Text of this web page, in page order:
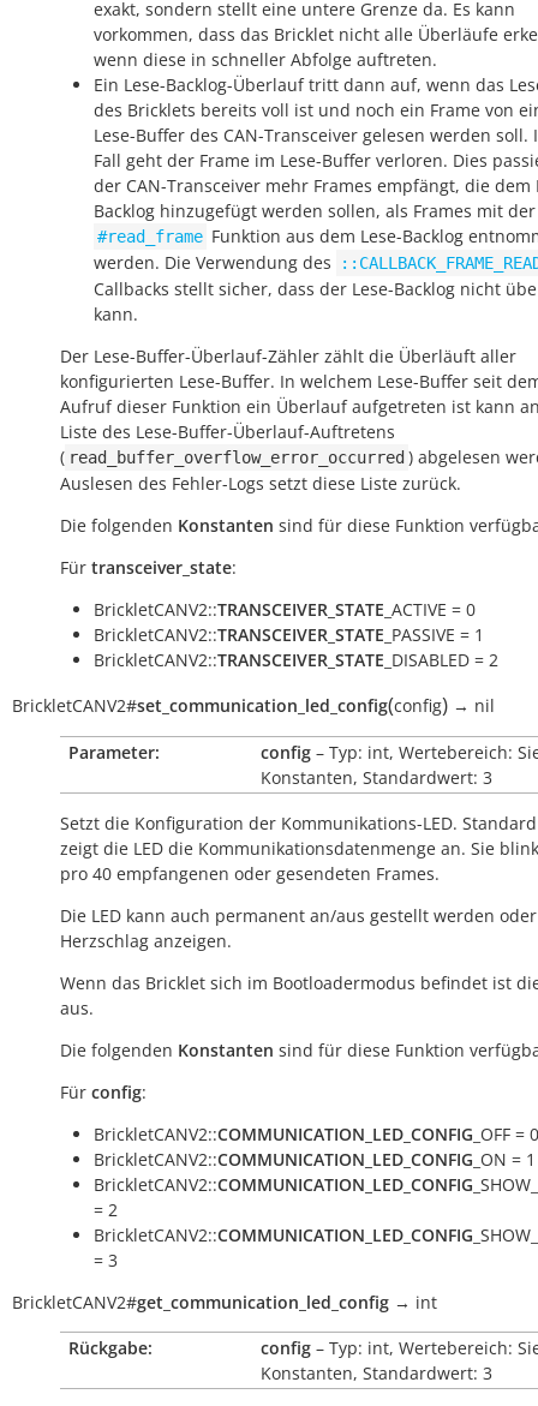
exakt, sondern stellt eine untere Grenze da. Es kann
vorkommen, dass das Bricklet nicht alle Überläufe
wenn diese in schneller Abfolge auftreten.
Ein Lese-Backlog-Überlauf tritt dann auf, wenn das
des Bricklets bereits voll ist und noch ein Frame von
Lese-Buffer des CAN-Transceiver gelesen werden soll.
Fall geht der Frame im Lese-Buffer verloren. Dies
der CAN-Transceiver mehr Frames empfängt, die dem
Backlog hinzugefügt werden sollen, als Frames mit der
#read_frame Funktion aus dem Lese-Backlog
werden. Die Verwendung des
Callbacks stellt sicher, dass der Lese-Backlog nicht
kann.
Der Lese-Buffer-Überlauf-Zähler zählt die Überläuft aller
konfigurierten Lese-Buffer. In welchem Lese-Buffer seit
Aufruf dieser Funktion ein Überlauf aufgetreten ist kann
Liste des Lese-Buffer-Überlauf-Auftretens
( read_buffer_overflow_error_occurred ) abgelesen
Auslesen des Fehler-Logs setzt diese Liste zurück.
Die folgenden Konstanten sind für diese Funktion
Für transceiver_state:
BrickletCANV2::TRANSCEIVER_STATE _ACTIVE = 0
BrickletCANV2::TRANSCEIVER_STATE _PASSIVE = 1
BrickletCANV2::TRANSCEIVER_STATE _DISABLED = 2
BrickletCANV2#set_communication_led_config(config) → nil
Parameter: config – Typ: int, Wertebereich:
Konstanten, Standardwert: 3
Setzt die Konfiguration der Kommunikations-LED.
zeigt die LED die Kommunikationsdatenmenge an. Sie
pro 40 empfangenen oder gesendeten Frames.
Die LED kann auch permanent an/aus gestellt werden
Herzschlag anzeigen.
Wenn das Bricklet sich im Bootloadermodus befindet ist
aus.
Die folgenden Konstanten sind für diese Funktion
Für config:
BrickletCANV2::COMMUNICATION_LED_CONFIG _OFF = 0
BrickletCANV2::COMMUNICATION_LED_CONFIG _ON = 1
BrickletCANV2::COMMUNICATION_LED_CONFIG
= 2
BrickletCANV2::COMMUNICATION_LED_CONFIG
= 3
BrickletCANV2#get_communication_led_config → int
Rückgabe:
config – Typ: int, Wertebereich:
Konstanten, Standardwert: 3